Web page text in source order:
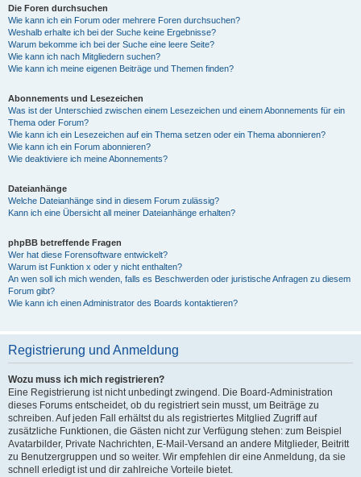
o
Die Foren durchsuchen
Wie kann ich ein Forum oder mehrere Foren durchsuchen?
Weshalb erhalte ich bei der Suche keine Ergebnisse?
Warum bekomme ich bei der Suche eine leere Seite?
Wie kann ich nach Mitgliedern suchen?
Wie kann ich meine eigenen Beiträge und Themen finden?
Abonnements und Lesezeichen
Was ist der Unterschied zwischen einem Lesezeichen und einem Abonnements für ein
Thema oder Forum?
Wie kann ich ein Lesezeichen auf ein Thema setzen oder ein Thema abonnieren?
Wie kann ich ein Forum abonnieren?
Wie deaktiviere ich meine Abonnements?
Dateianhänge
Welche Dateianhänge sind in diesem Forum zulässig?
Kann ich eine Übersicht all meiner Dateianhänge erhalten?
phpBB betreffende Fragen
Wer hat diese Forensoftware entwickelt?
Warum ist Funktion x oder y nicht enthalten?
An wen soll ich mich wenden, falls es Beschwerden oder juristische Anfragen zu diesem
Forum gibt?
Wie kann ich einen Administrator des Boards kontaktieren?
Registrierung und Anmeldung
Wozu muss ich mich registrieren?
Eine Registrierung ist nicht unbedingt zwingend. Die Board-Administration
dieses Forums entscheidet, ob du registriert sein musst, um Beiträge zu
schreiben. Auf jeden Fall erhältst du als registriertes Mitglied Zugriff auf
zusätzliche Funktionen, die Gästen nicht zur Verfügung stehen: zum Beispiel
Avatarbilder, Private Nachrichten, E-Mail-Versand an andere Mitglieder, Beitritt
zu Benutzergruppen und so weiter. Wir empfehlen dir eine Anmeldung, da sie
schnell erledigt ist und dir zahlreiche Vorteile bietet.